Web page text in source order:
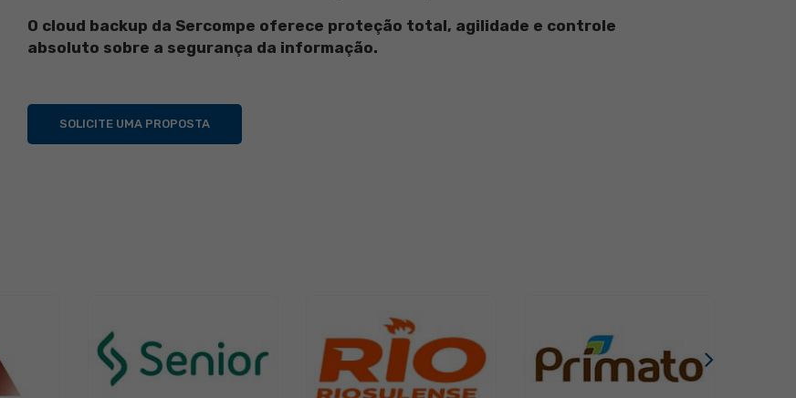
O cloud backup da Sercompe oferece proteção total, agilidade e controle
absoluto sobre a segurança da informação.
SOLICITE UMA PROPOSTA